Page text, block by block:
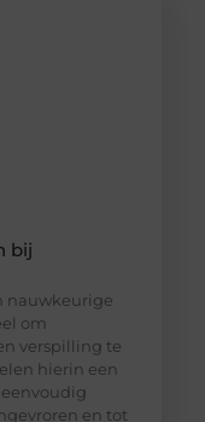
bij
nauwkeurige
om
verspilling te
hierin een
en tot